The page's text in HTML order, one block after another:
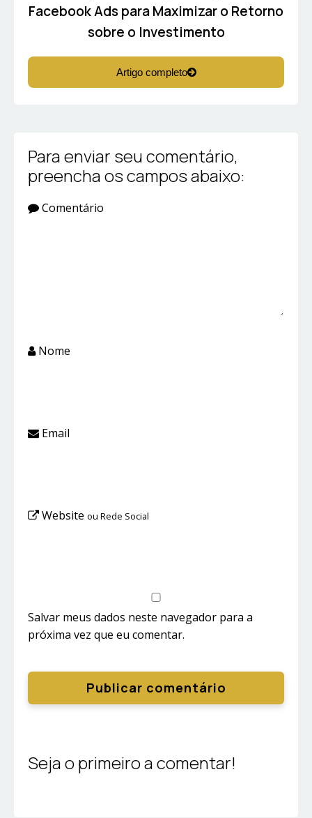
Facebook Ads para Maximizar o Retorno
sobre o Investimento
Artigo completo
Para enviar seu comentário,
preencha os campos abaixo:
Comentário
Nome
Email
Website ou Rede Social
Salvar meus dados neste navegador para a
próxima vez que eu comentar.
Seja o primeiro a comentar!